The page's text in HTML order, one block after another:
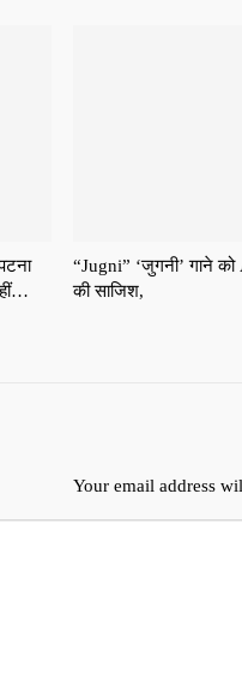
“Jugni” ‘जुगनी’ गाने को
की साजिश,
Your email address